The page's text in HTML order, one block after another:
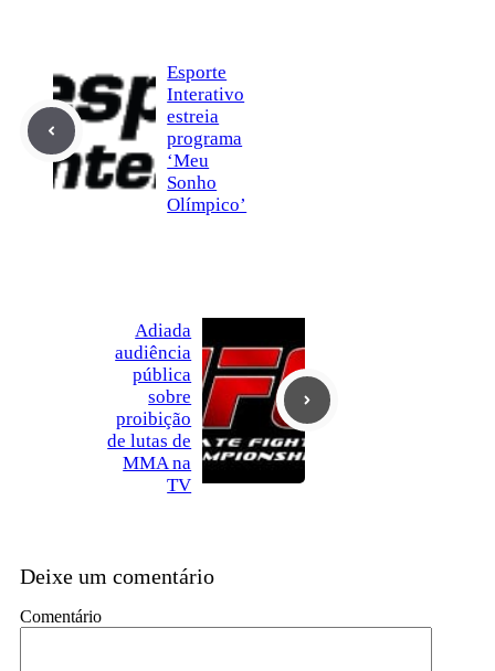
Esporte
Interativo
estreia
programa
‘Meu
Sonho
Olímpico’
Adiada
audiência
pública
sobre
proibição
de lutas de
MMA na
TV
Deixe um comentário
Comentário